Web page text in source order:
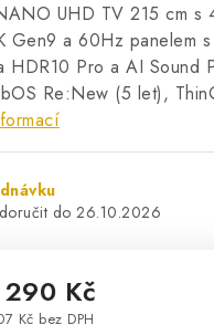
UHD TV 215 cm s
Gen9 a 60Hz panelem
HDR10 Pro a AI Sound
Re:New (5 let),
26.10.2026
Kč
Kč bez DPH